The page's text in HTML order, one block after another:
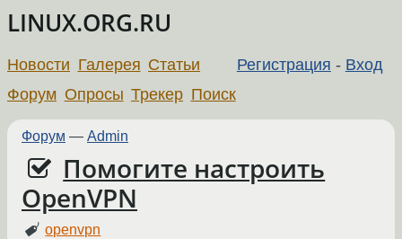
LINUX.ORG.RU
Регистрация - Вход
Новости Галерея Статьи
Форум Опросы Трекер Поиск
Форум — Admin
Помогите настроить
OpenVPN
openvpn